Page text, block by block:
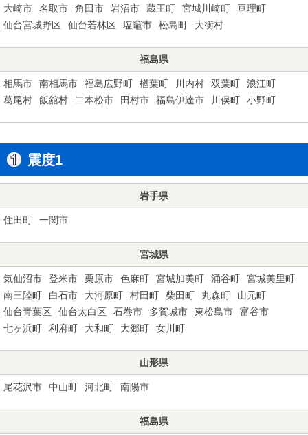
大崎市 名取市 角田市 岩沼市 蔵王町 宮城川崎町
亘理町
仙台宮城野区
仙台若林区 塩竈市 松島町 大衡村
福島県
相馬市 南相馬市 福島広野町 楢葉町 川内村 双葉町
浪江町
葛尾村
飯舘村 二本松市 田村市 福島伊達市 川俣町 小野町
震度1
岩手県
住田町 一関市
宮城県
気仙沼市 登米市 栗原市 色麻町 宮城加美町 涌谷町
宮城美里町
南三陸町
白石市 大河原町 村田町 柴田町 丸森町
山元町
仙台青葉区
仙台太白区 石巻市 多賀城市 東松島市
富谷市
七ヶ浜町
利府町 大和町 大郷町 女川町
山形県
尾花沢市 中山町 河北町 南陽市
福島県